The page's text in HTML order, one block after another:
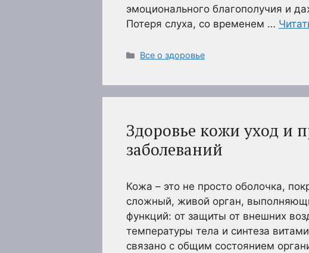
эмоционального благополучия и
Потеря слуха, со временем …
Рубрики
Все о здоровье
Здоровье кожи уход и
заболеваний
Кожа – это не просто оболочка,
сложный, живой орган,
функций: от защиты от внешних
температуры тела и синтеза
связано с общим состоянием